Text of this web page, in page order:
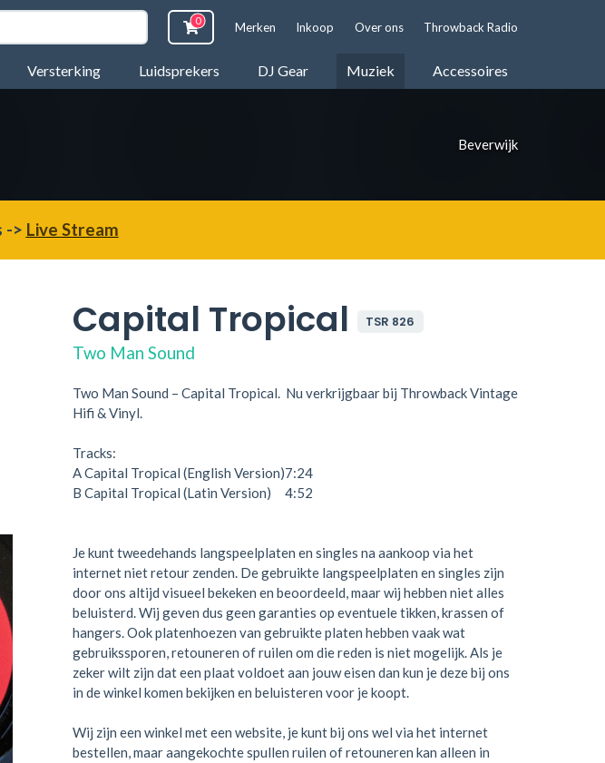
Versterking Luidsprekers DJ Gear Muziek Accessoires
Merken Inkoop Over ons Throwback Radio
Beverwijk
-> Live Stream
Capital Tropical TSR 826
Two Man Sound
Two Man Sound – Capital Tropical. Nu verkrijgbaar bij Throwback Vintage
Hifi & Vinyl.
Tracks:
ACapital Tropical (English Version)7:24
B Capital Tropical (Latin Version) 4:52
Je kunt tweedehands langspeelplaten en singles na aankoop via het
internet niet retour zenden. De gebruikte langspeelplaten en singles zijn
door ons altijd visueel bekeken en beoordeeld, maar wij hebben niet alles
beluisterd. Wij geven dus geen garanties op eventuele tikken, krassen of
hangers. Ook platenhoezen van gebruikte platen hebben vaak wat
gebruikssporen, retouneren of ruilen om die reden is niet mogelijk. Als je
zeker wilt zijn dat een plaat voldoet aan jouw eisen dan kun je deze bij ons
in de winkel komen bekijken en beluisteren voor je koopt.
Wij zijn een winkel met een website, je kunt bij ons wel via het internet
bestellen, maar aangekochte spullen ruilen of retouneren kan alleen in